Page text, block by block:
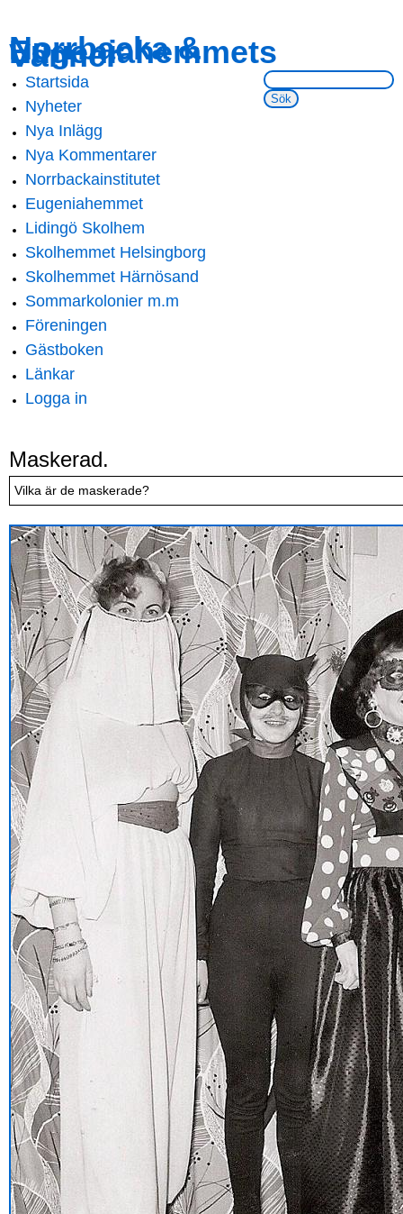
main
content
navigation
Norrbacka &
Eugeniahemmets
Vänner
Sök på webbsidan:
Main menu
Startsida
Nyheter
Nya Inlägg
Nya Kommentarer
Norrbackainstitutet
Eugeniahemmet
Lidingö Skolhem
Skolhemmet Helsingborg
Skolhemmet Härnösand
Sommarkolonier m.m
Föreningen
Gästboken
Länkar
Logga in
Maskerad.
Vilka är de maskerade?